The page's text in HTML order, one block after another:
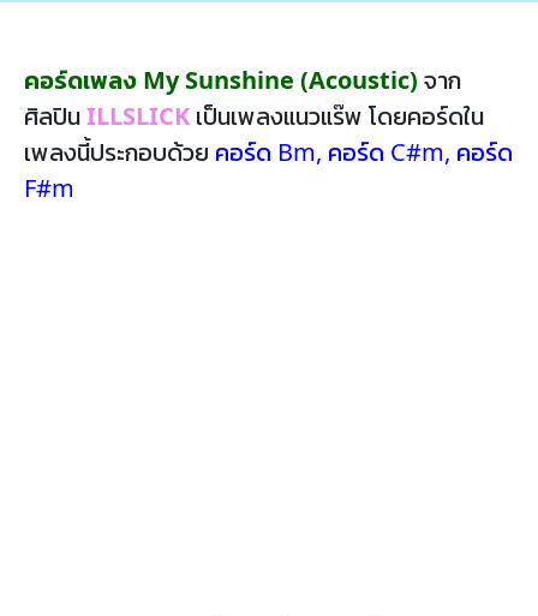
คอร์ดเพลง My Sunshine (Acoustic) จาก
ศิลปินILLSLICK เป็นเพลงแนวแร๊พ โดยคอร์ดใน
เพลงนี้ประกอบด้วย คอร์ด Bm, คอร์ด C#m, คอร์ด
F#m